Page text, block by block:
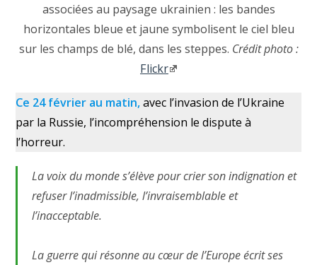
associées au paysage ukrainien : les bandes
horizontales bleue et jaune symbolisent le ciel bleu
sur les champs de blé, dans les steppes. Crédit photo :
Flickr
Ce 24 février au matin,avec l’invasion de l’Ukraine
par la Russie, l’incompréhension le dispute à
l’horreur.
La voix du monde s’élève pour crier son indignation et
refuser l’inadmissible, l’invraisemblable et
l’inacceptable.
La guerre qui résonne au cœur de l’Europe écrit ses